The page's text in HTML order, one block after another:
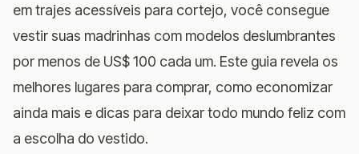
em trajes acessíveis para cortejo, você consegue
vestir suas madrinhas com modelos deslumbrantes
por menos de US$ 100 cada um. Este guia revela os
melhores lugares para comprar, como economizar
ainda mais e dicas para deixar todo mundo feliz com
a escolha do vestido.